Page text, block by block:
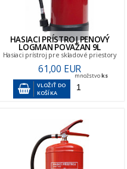
HASIACI PRÍSTROJ PENOVÝ
LOGMAN POVAŽAN 9L
Hasiaci prístroj pre skladové priestory
61,00 EUR
VLOŽIŤ DO
KOŠÍKA
množstvoks